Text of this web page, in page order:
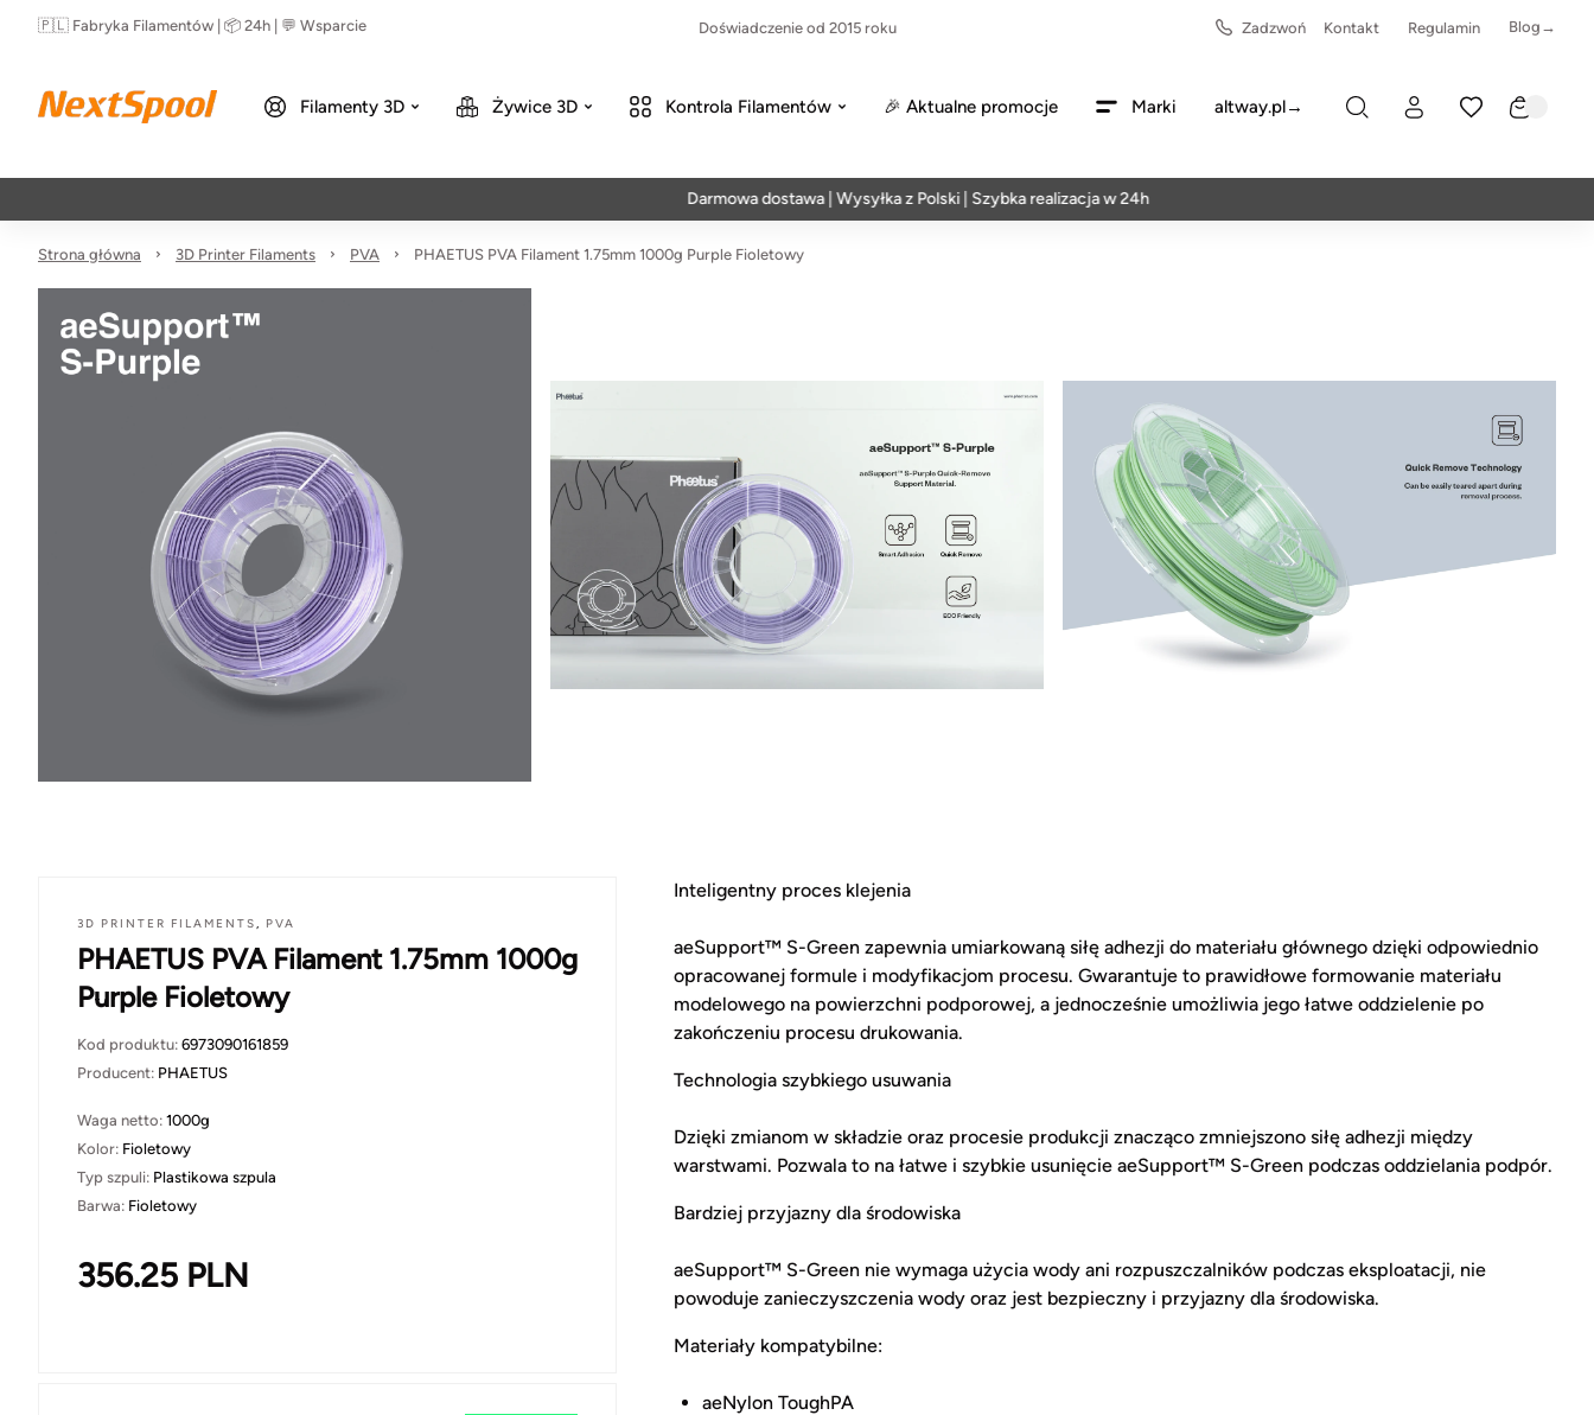
🇵🇱 Fabryka Filamentów | 📦 24h | 💬 Wsparcie Doświadczenie od 2015 roku Zadzwoń Kontakt Regulamin Blog→
Filamenty 3D Żywice 3D Kontrola Filamentów 🎉 Aktualne promocje Marki altway.pl→
Darmowa dostawa | Wysyłka z Polski | Szybka realizacja w 24h
Strona główna 3D Printer Filaments PVA PHAETUS PVA Filament 1.75mm 1000g Purple Fioletowy
3D PRINTER FILAMENTS, PVA
PHAETUS PVA Filament 1.75mm 1000g
Purple Fioletowy
Kod produktu: 6973090161859
Producent: PHAETUS
Waga netto: 1000g
Kolor: Fioletowy
Typ szpuli: Plastikowa szpula
Barwa: Fioletowy
356.25 PLN
Inteligentny proces klejenia
aeSupport™ S-Green zapewnia umiarkowaną siłę adhezji do materiału głównego dzięki odpowiednio
opracowanej formule i modyfikacjom procesu. Gwarantuje to prawidłowe formowanie materiału
modelowego na powierzchni podporowej, a jednocześnie umożliwia jego łatwe oddzielenie po
zakończeniu procesu drukowania.
Technologia szybkiego usuwania
Dzięki zmianom w składzie oraz procesie produkcji znacząco zmniejszono siłę adhezji między
warstwami. Pozwala to na łatwe i szybkie usunięcie aeSupport™ S-Green podczas oddzielania podpór.
Bardziej przyjazny dla środowiska
aeSupport™ S-Green nie wymaga użycia wody ani rozpuszczalników podczas eksploatacji, nie
powoduje zanieczyszczenia wody oraz jest bezpieczny i przyjazny dla środowiska.
Materiały kompatybilne:
aeNylon ToughPA